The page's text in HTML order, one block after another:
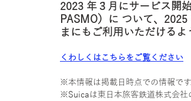
2023 年３月にサービス開
PASMO）に ついて、
まにもご利用いただけるよ
くわしくはこちらをご覧ください
※本情報は掲載日時点での情報です
※Suicaは東日本旅客鉄道株式会社